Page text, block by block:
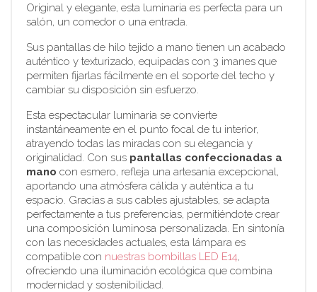
Original y elegante, esta luminaria es perfecta para un
salón, un comedor o una entrada.
Sus pantallas de hilo tejido a mano tienen un acabado
auténtico y texturizado, equipadas con 3 imanes que
permiten fijarlas fácilmente en el soporte del techo y
cambiar su disposición sin esfuerzo.
Esta espectacular luminaria se convierte
instantáneamente en el punto focal de tu interior,
atrayendo todas las miradas con su elegancia y
originalidad. Con sus pantallas confeccionadas a
mano con esmero, refleja una artesanía excepcional,
aportando una atmósfera cálida y auténtica a tu
espacio. Gracias a sus cables ajustables, se adapta
perfectamente a tus preferencias, permitiéndote crear
una composición luminosa personalizada. En sintonía
con las necesidades actuales, esta lámpara es
compatible con nuestras bombillas LED E14,
ofreciendo una iluminación ecológica que combina
modernidad y sostenibilidad.